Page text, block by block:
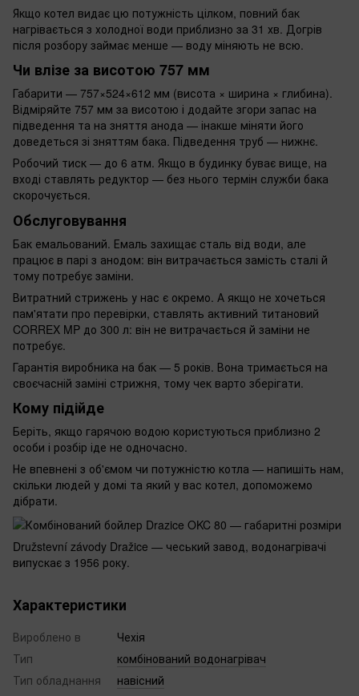
Якщо котел видає цю потужність цілком, повний бак
нагрівається з холодної води приблизно за 31 хв. Догрів
після розбору займає менше — воду міняють не всю.
Чи влізе за висотою 757 мм
Габарити — 757×524×612 мм (висота × ширина × глибина).
Відміряйте 757 мм за висотою і додайте згори запас на
підведення та на зняття анода — інакше міняти його
доведеться зі зняттям бака. Підведення труб — нижнє.
Робочий тиск — до 6 атм. Якщо в будинку буває вище, на
вході ставлять редуктор — без нього термін служби бака
скорочується.
Обслуговування
Бак емальований. Емаль захищає сталь від води, але
працює в парі з анодом: він витрачається замість сталі й
тому потребує заміни.
Витратний стрижень у нас є окремо. А якщо не хочеться
пам'ятати про перевірки, ставлять активний титановий
CORREX MP до 300 л: він не витрачається й заміни не
потребує.
Гарантія виробника на бак — 5 років. Вона тримається на
своєчасній заміні стрижня, тому чек варто зберігати.
Кому підійде
Беріть, якщо гарячою водою користуються приблизно 2
особи і розбір іде не одночасно.
Не впевнені з об'ємом чи потужністю котла — напишіть нам,
скільки людей у домі та який у вас котел, допоможемо
дібрати.
Družstevní závody Dražice — чеський завод, водонагрівачі
випускає з 1956 року.
Характеристики
Вироблено в
Чехія
Тип
комбінований водонагрівач
Тип обладнання
навісний